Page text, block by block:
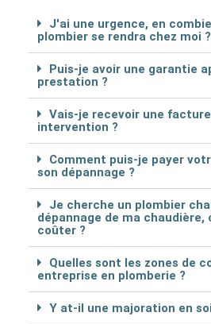
J'ai une urgence, en
plombier se rendra chez moi ?
Puis-je avoir une garantie
prestation ?
Vais-je recevoir une
intervention ?
Comment puis-je payer
son dépannage ?
Je cherche un plombier
dépannage de ma chaudière,
coûter ?
Quelles sont les zones de
entreprise en plomberie ?
Y at-il une majoration en